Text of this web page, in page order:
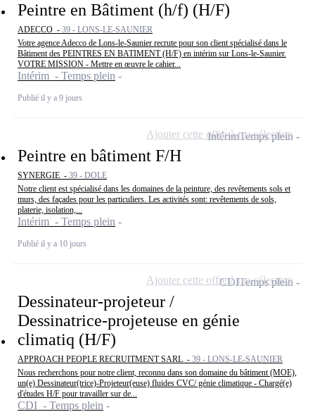
Peintre en Bâtiment (h/f) (H/F)
ADECCO - 39 - LONS-LE-SAUNIER
Votre agence Adecco de Lons-le-Saunier recrute pour son client spécialisé dans le
Bâtiment des PEINTRES EN BATIMENT (H/F) en intérim sur Lons-le-Saunier.
VOTRE MISSION - Mettre en œuvre le cahier...
Intérim - Temps plein
Publié il y a 9 jours
Peintre en bâtiment F/H
SYNERGIE - 39 - DOLE
Notre client est spécialisé dans les domaines de la peinture, des revêtements sols et
murs, des façades pour les particuliers. Les activités sont: revêtements de sols,
platerie, isolation,...
Intérim - Temps plein
Publié il y a 10 jours
IntérimTemps plein
Ajouter cette offre à ma sélection
Dessinateur-projeteur /
Dessinatrice-projeteuse en génie
climatiq (H/F)
APPROACH PEOPLE RECRUITMENT SARL - 39 - LONS-LE-SAUNIER
Nous recherchons pour notre client, reconnu dans son domaine du bâtiment (MOE),
un(e) Dessinateur(trice)-Projeteur(euse) fluides CVC/ génie climatique - Chargé(e)
d'études H/F pour travailler sur de...
CDI - Temps plein
CDITemps plein
Ajouter cette offre à ma sélection